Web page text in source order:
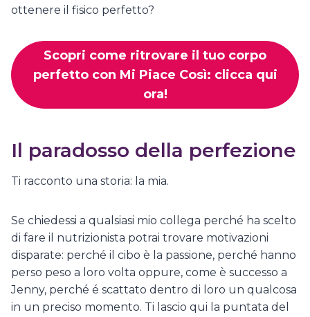
ottenere il fisico perfetto?
Scopri come ritrovare il tuo corpo
perfetto con Mi Piace Così: clicca qui
ora!
Il paradosso della perfezione
Ti racconto una storia: la mia.
Se chiedessi a qualsiasi mio collega perché ha scelto
di fare il nutrizionista potrai trovare motivazioni
disparate: perché il cibo è la passione, perché hanno
perso peso a loro volta oppure, come è successo a
Jenny, perché é scattato dentro di loro un qualcosa
in un preciso momento. Ti lascio qui la puntata del